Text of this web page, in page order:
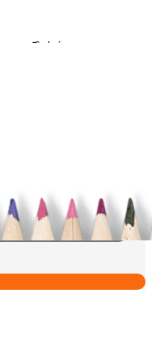
affichées